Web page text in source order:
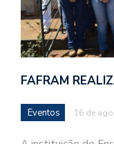
FAFRAM
Eventos 16 de